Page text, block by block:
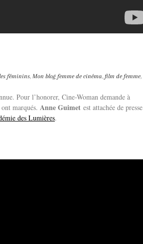
féminins, Mon blog femme de cinéma, film de femme,
Pour l’honorer, Cine-Woman demande à
marqués. Anne Guimet est attachée de presse
des Lumières.